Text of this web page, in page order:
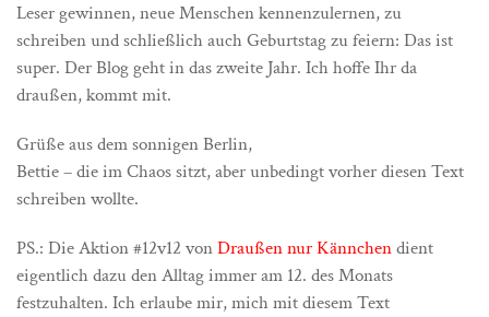
Leser gewinnen, neue Menschen kennenzulernen, zu
schreiben und schließlich auch Geburtstag zu feiern: Das ist
super. Der Blog geht in das zweite Jahr. Ich hoffe Ihr da
draußen, kommt mit.
Grüße aus dem sonnigen Berlin,
Bettie – die im Chaos sitzt, aber unbedingt vorher diesen Text
schreiben wollte.
PS.: Die Aktion #12v12 vonDraußen nur Kännchendient
eigentlich dazu den Alltag immer am 12. des Monats
festzuhalten. Ich erlaube mir, mich mit diesem Text